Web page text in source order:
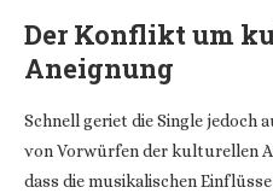
Der Konflikt um
Aneignung
Schnell geriet die Single jedoch
von Vorwürfen der kulturellen
dass die musikalischen